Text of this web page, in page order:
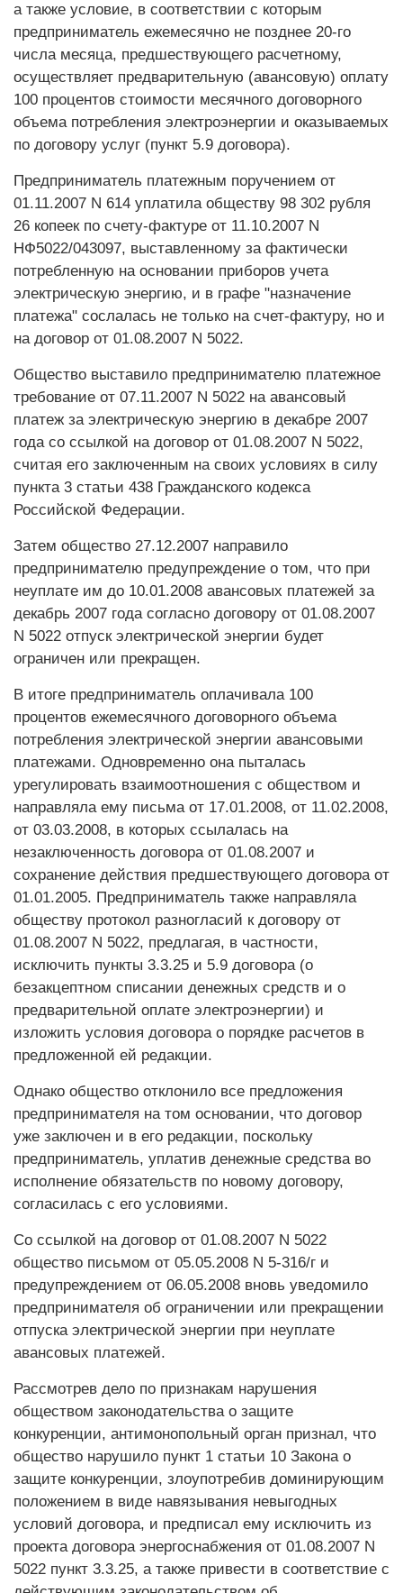
а также условие, в соответствии с которым
предприниматель ежемесячно не позднее 20-го
числа месяца, предшествующего расчетному,
осуществляет предварительную (авансовую) оплату
100 процентов стоимости месячного договорного
объема потребления электроэнергии и оказываемых
по договору услуг (пункт 5.9 договора).
Предприниматель платежным поручением от
01.11.2007 N 614 уплатила обществу 98 302 рубля
26 копеек по счету-фактуре от 11.10.2007 N
НФ5022/043097, выставленному за фактически
потребленную на основании приборов учета
электрическую энергию, и в графе "назначение
платежа" сослалась не только на счет-фактуру, но и
на договор от 01.08.2007 N 5022.
Общество выставило предпринимателю платежное
требование от 07.11.2007 N 5022 на авансовый
платеж за электрическую энергию в декабре 2007
года со ссылкой на договор от 01.08.2007 N 5022,
считая его заключенным на своих условиях в силу
пункта 3 статьи 438 Гражданского кодекса
Российской Федерации.
Затем общество 27.12.2007 направило
предпринимателю предупреждение о том, что при
неуплате им до 10.01.2008 авансовых платежей за
декабрь 2007 года согласно договору от 01.08.2007
N 5022 отпуск электрической энергии будет
ограничен или прекращен.
В итоге предприниматель оплачивала 100
процентов ежемесячного договорного объема
потребления электрической энергии авансовыми
платежами. Одновременно она пыталась
урегулировать взаимоотношения с обществом и
направляла ему письма от 17.01.2008, от 11.02.2008,
от 03.03.2008, в которых ссылалась на
незаключенность договора от 01.08.2007 и
сохранение действия предшествующего договора от
01.01.2005. Предприниматель также направляла
обществу протокол разногласий к договору от
01.08.2007 N 5022, предлагая, в частности,
исключить пункты 3.3.25 и 5.9 договора (о
безакцептном списании денежных средств и о
предварительной оплате электроэнергии) и
изложить условия договора о порядке расчетов в
предложенной ей редакции.
Однако общество отклонило все предложения
предпринимателя на том основании, что договор
уже заключен и в его редакции, поскольку
предприниматель, уплатив денежные средства во
исполнение обязательств по новому договору,
согласилась с его условиями.
Со ссылкой на договор от 01.08.2007 N 5022
общество письмом от 05.05.2008 N 5-316/г и
предупреждением от 06.05.2008 вновь уведомило
предпринимателя об ограничении или прекращении
отпуска электрической энергии при неуплате
авансовых платежей.
Рассмотрев дело по признакам нарушения
обществом законодательства о защите
конкуренции, антимонопольный орган признал, что
общество нарушило пункт 1 статьи 10 Закона о
защите конкуренции, злоупотребив доминирующим
положением в виде навязывания невыгодных
условий договора, и предписал ему исключить из
проекта договора энергоснабжения от 01.08.2007 N
5022 пункт 3.3.25, а также привести в соответствие с